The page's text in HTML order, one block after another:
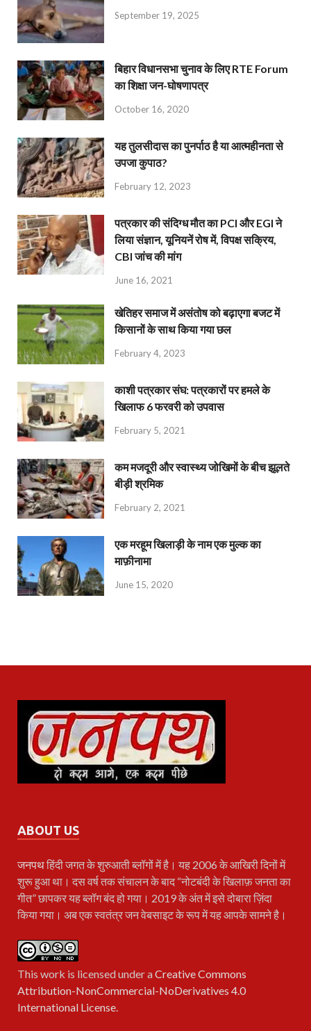
September 19, 2025
बिहार विधानसभा चुनाव के लिए RTE Forum
का शिक्षा जन-घोषणापत्र
October 16, 2020
यह तुलसीदास का पुनर्पाठ है या आत्महीनता से
उपजा कुपाठ?
February 12, 2023
पत्रकार की संदिग्ध मौत का PCI और EGI ने
लिया संज्ञान, यूनियनें रोष में, विपक्ष सक्रिय,
CBI जांच की मांग
June 16, 2021
खेतिहर समाज में असंतोष को बढ़ाएगा बजट में
किसानों के साथ किया गया छल
February 4, 2023
काशी पत्रकार संघ: पत्रकारों पर हमले के
खिलाफ 6 फरवरी को उपवास
February 5, 2021
कम मजदूरी और स्वास्थ्य जोखिमों के बीच झूलते
बीड़ी श्रमिक
February 2, 2021
एक मरहूम खिलाड़ी के नाम एक मुल्क का
माफ़ीनामा
June 15, 2020
ABOUT US
जनपथहिंदी जगत के शुरुआती ब्लॉगों में है। यह 2006 के आखिरी दिनों में
शुरू हुआ था। दस वर्ष तक संचालन के बाद “नोटबंदी के खिलाफ़ जनता का
गीत” छापकर यह ब्लॉग बंद हो गया। 2019 के अंत में इसे दोबारा ज़िंदा
किया गया। अब एक स्वतंत्र जन वेबसाइट के रूप में यह आपके सामने है।
This work is licensed under aCreative Commons
Attribution-NonCommercial-NoDerivatives 4.0
International License.